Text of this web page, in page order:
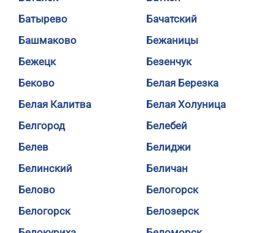
Батырево
Бачатский
Башмаково
Бежаницы
Бежецк
Безенчук
Беково
Белая Березка
Белая Калитва
Белая Холуница
Белгород
Белебей
Белев
Белиджи
Белинский
Беличан
Белово
Белогорск
Белогорск
Белозерск